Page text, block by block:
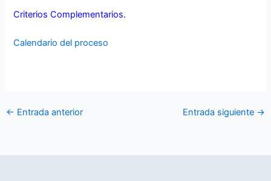
Criterios Complementarios.
Calendario del proceso
← Entrada anterior Entrada siguiente →